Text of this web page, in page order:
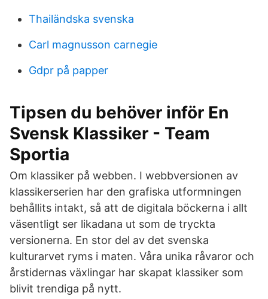
Thailändska svenska
Carl magnusson carnegie
Gdpr på papper
Tipsen du behöver inför En
Svensk Klassiker - Team
Sportia
Om klassiker på webben. I webbversionen av
klassikerserien har den grafiska utformningen
behållits intakt, så att de digitala böckerna i allt
väsentligt ser likadana ut som de tryckta
versionerna. En stor del av det svenska
kulturarvet ryms i maten. Våra unika råvaror och
årstidernas växlingar har skapat klassiker som
blivit trendiga på nytt.